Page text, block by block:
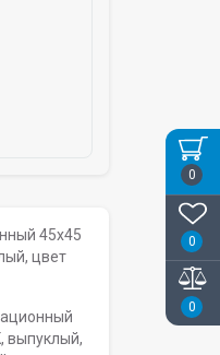
0
0
0
45х45
цвет